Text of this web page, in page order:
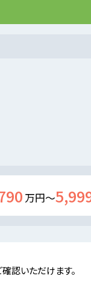
万円～
確認いただけます。